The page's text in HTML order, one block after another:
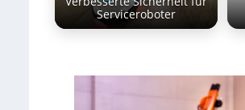
Serviceroboter